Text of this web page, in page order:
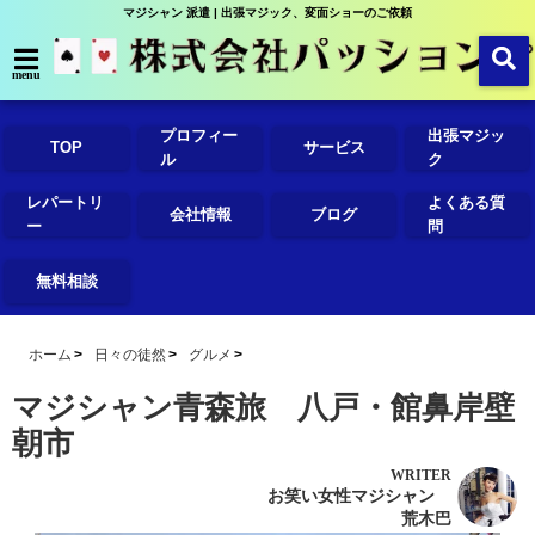
マジシャン 派遣 | 出張マジック、変面ショーのご依頼
menu
TOP
プロフィー
ル
サービス
出張マジッ
ク
レパートリ
ー
会社情報 ブログ
よくある質
問
無料相談
ホーム 日々の徒然 グルメ
マジシャン青森旅 八戸・館鼻岸壁
朝市
WRITER
お笑い女性マジシャン
荒木巴